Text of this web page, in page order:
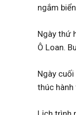
ngắm
Ngày thứ
Ô Loan.
Ngày
thúc hành